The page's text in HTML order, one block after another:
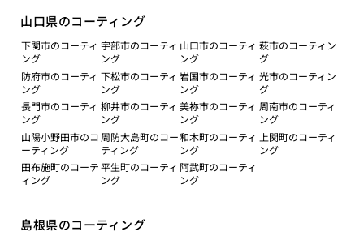
山口県のコーティング
下関市のコーティ
ング
宇部市のコーティ
ング
山口市のコーティ
ング
萩市のコーティン
グ
防府市のコーティ
ング
下松市のコーティ
ング
岩国市のコーティ
ング
光市のコーティン
グ
長門市のコーティ
ング
柳井市のコーティ
ング
美祢市のコーティ
ング
周南市のコーティ
ング
山陽小野田市のコ
ーティング
周防大島町のコー
ティング
和木町のコーティ
ング
上関町のコーティ
ング
田布施町のコーテ
ィング
平生町のコーティ
ング
阿武町のコーティ
ング
島根県のコーティング